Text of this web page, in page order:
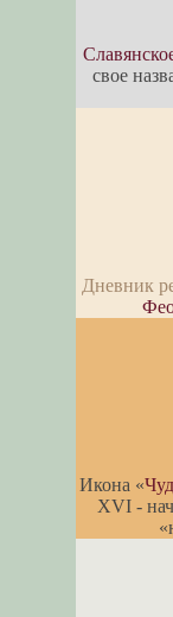
свое
Дневник
Икона «
XVI -